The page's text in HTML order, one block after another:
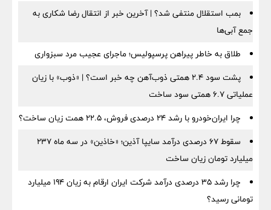
بمب استقلال منتفی شد؟ | آخرین خبر از انتقال رضا شکاری به
جمع آبی‌ها
طلاق به خاطر پیراهن پرسپولیس؛ ماجرای عجیب مرد سبزواری
پشت سود ۲.۴ همتی ذوب‌آهن چه خبر است؟ | «ذوب» با زیان
عملیاتی ۶.۷ همتی سود ساخت
چرا ایران‌خودرو با رشد ۲۴ درصدی فروش، ۲۲.۵ همت زیان ساخت؟
سقوط ۶۷ درصدی درآمد سایپا آذین؛ «خاذین» در سه ماه ۲۳۷
میلیارد تومان زیان ساخت
چرا رشد ۳۵ درصدی درآمد شرکت ایران ارقام به زیان ۱۹۴ میلیارد
تومانی رسید؟